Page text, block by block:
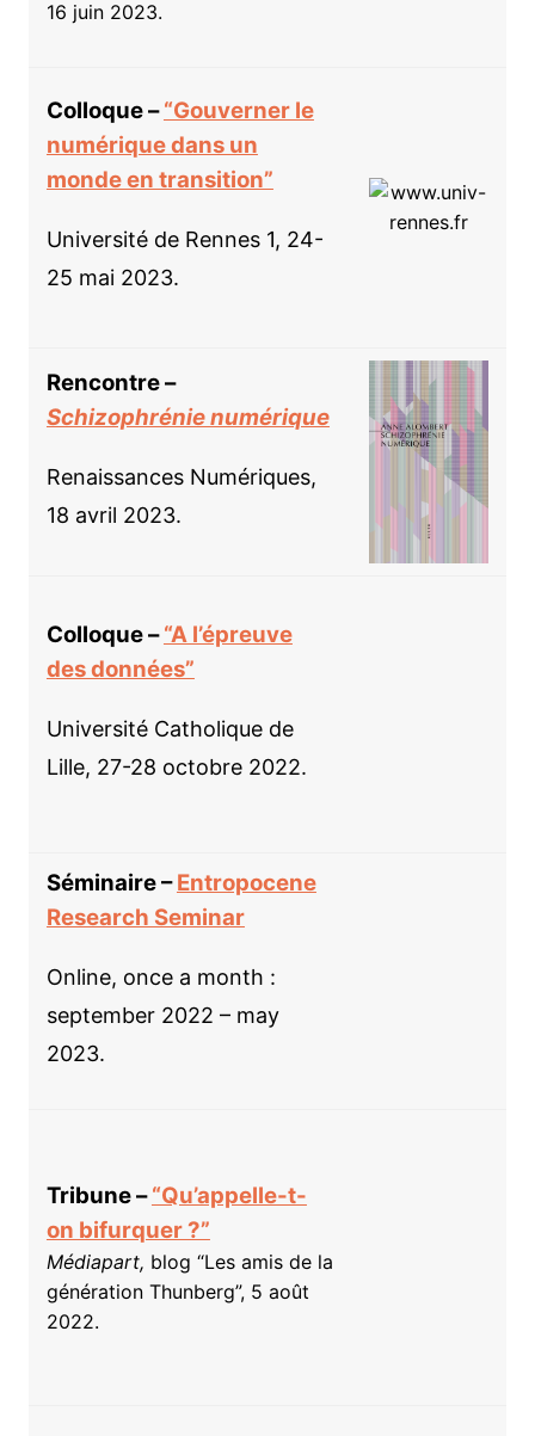
16 juin 2023.
Colloque –“Gouverner le
numérique dans un
monde en transition”
Université de Rennes 1, 24-
25 mai 2023.
Rencontre –
Schizophrénie numérique
Renaissances Numériques,
18 avril 2023.
Colloque –“A l’épreuve
des données”
Université Catholique de
Lille, 27-28 octobre 2022.
Séminaire –Entropocene
Research Seminar
Online, once a month :
september 2022 – may
2023.
Tribune –“Qu’appelle-t-
on bifurquer ?”
Médiapart, blog “Les amis de la
génération Thunberg”, 5 août
2022.